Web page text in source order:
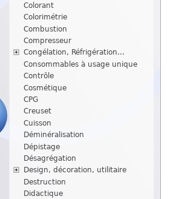
Colorant
Colorimétrie
Combustion
Compresseur
Congélation, Réfrigération...
Consommables à usage unique
Contrôle
Cosmétique
CPG
Creuset
Cuisson
Déminéralisation
Dépistage
Désagrégation
Design, décoration, utilitaire
Destruction
Didactique